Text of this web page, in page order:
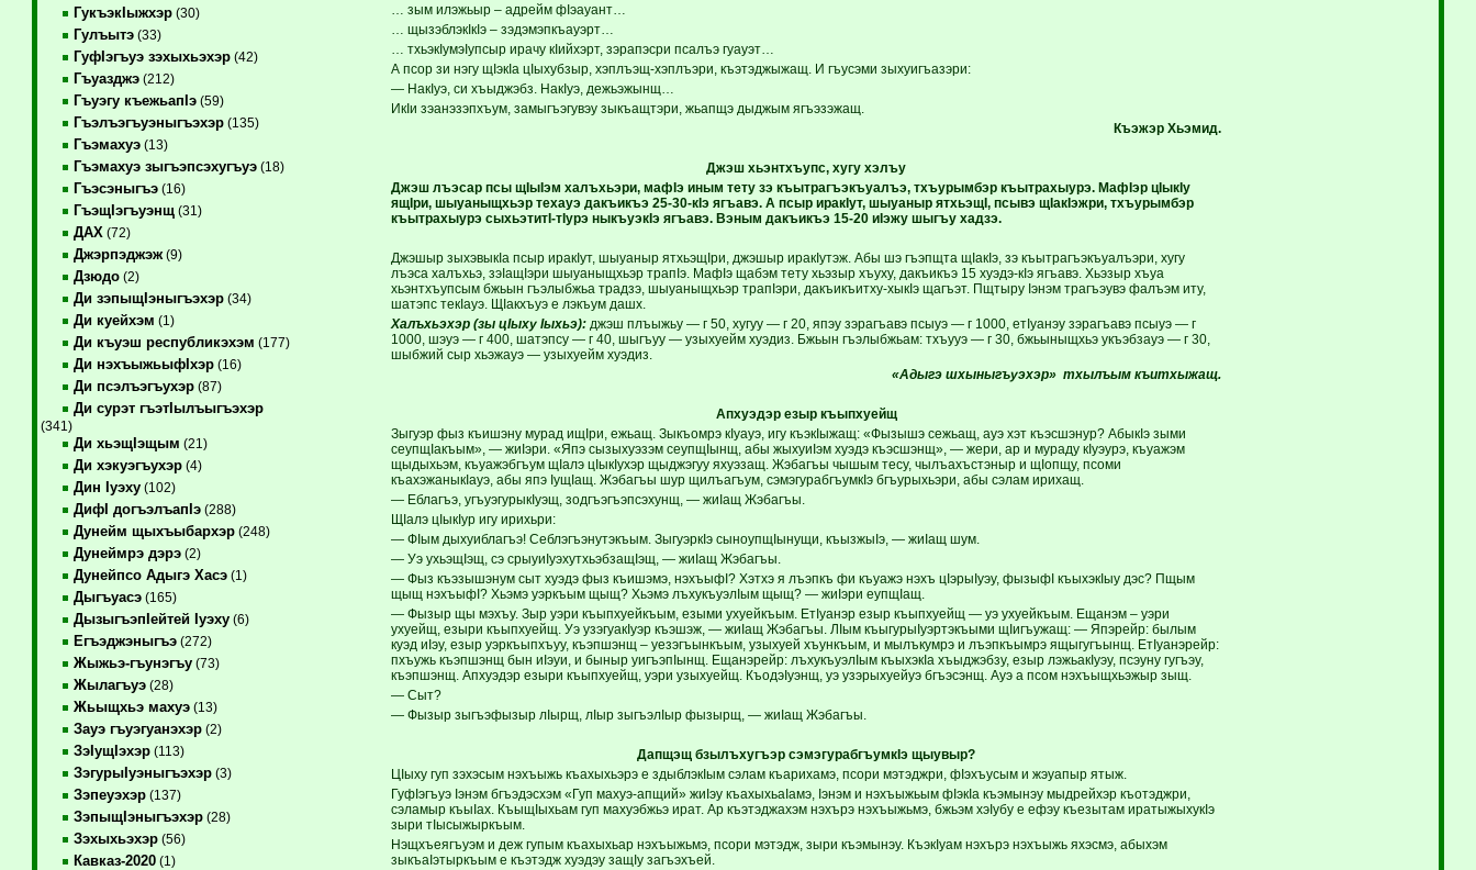
ГукъэкIыжхэр(30)
Гулъытэ(33)
ГуфIэгъуэ зэхыхьэхэр(42)
Гъуазджэ(212)
Гъуэгу къежьапIэ(59)
Гъэлъэгъуэныгъэхэр(135)
Гъэмахуэ(13)
Гъэмахуэ зыгъэпсэхугъуэ(18)
Гъэсэныгъэ(16)
ГъэщIэгъуэнщ(31)
ДАХ (72)
Джэрпэджэж(9)
Дзюдо(2)
Ди зэпыщIэныгъэхэр(34)
Ди куейхэм (1)
Ди къуэш республикэхэм (177)
Ди нэхъыжьыфIхэр(16)
Ди псэлъэгъухэр(87)
Ди сурэт гъэтIылъыгъэхэр
(341)
Ди хьэщIэщым (21)
Ди хэкуэгъухэр(4)
Дин Iуэху(102)
ДифI догъэлъапIэ(288)
Дунейм щыхъыбархэр(248)
Дунеймрэ дэрэ(2)
Дунейпсо Адыгэ Хасэ(1)
Дыгъуасэ(165)
ДызыгъэпIейтей Iуэху(6)
Егъэджэныгъэ(272)
Жыжьэ-гъунэгъу(73)
Жылагъуэ(28)
Жьыщхьэ махуэ(13)
Зауэ гъуэгуанэхэр(2)
ЗэIущIэхэр(113)
ЗэгурыIуэныгъэхэр(3)
Зэпеуэхэр(137)
ЗэпыщIэныгъэхэр(28)
Зэхыхьэхэр(56)
Кавказ-2020(1)
… зым илэжьыр – адрейм фIэауант…
… щызэблэкIкIэ – зэдэмэпкъауэрт…
… тхьэкIумэIупсыр ирачу кIийхэрт, зэрапэсри псалъэ гуауэт…
А псор зи нэгу щIэкIа цIыхубзыр, хэплъэщ-хэплъэри, къэтэджыжащ. И гъусэми зыхуигъазэри:
— НакIуэ, си хъыджэбз. НакIуэ, дежьэжынщ…
ИкIи зэанэзэпхъум, замыгъэгувэу зыкъащтэри, жьапщэ дыджым ягъэзэжащ.
Къэжэр Хьэмид.
Джэш хьэнтхъупс, хугу хэлъу
Джэш лъэсар псы щIыIэм халъхьэри, мафIэ иным тету зэ къытрагъэкъуалъэ, тхъурымбэр къытрахыурэ. МафIэр цIыкIу
ящIри, шыуаныщхьэр техауэ дакъикъэ 25-30-кIэ ягъавэ. А псыр иракIут, шыуаныр ятхьэщI, псывэ щIакIэжри, тхъурымбэр
къытрахыурэ сыхьэтитI-тIурэ ныкъуэкIэ ягъавэ. Вэным дакъикъэ 15-20 иIэжу шыгъу хадзэ.
Джэшыр зыхэвыкIа псыр иракIут, шыуаныр ятхьэщIри, джэшыр иракIутэж. Абы шэ гъэпщта щIакIэ, зэ къытрагъэкъуалъэри, хугу
лъэса халъхьэ, зэIащIэри шыуаныщхьэр трапIэ. МафIэ щабэм тету хьэзыр хъуху, дакъикъэ 15 хуэдэ-кIэ ягъавэ. Хьэзыр хъуа
хьэнтхъупсым бжьын гъэлыбжьа традзэ, шыуаныщхьэр трапIэри, дакъикъитху-хыкIэ щагъэт. Пщтыру Iэнэм трагъэувэ фалъэм иту,
шатэпс текIауэ. ЩIакхъуэ е лэкъум дашх.
Халъхьэхэр (зы цIыху Iыхьэ):джэш плъыжьу — г 50, хугуу — г 20, япэу зэрагъавэ псыуэ — г 1000, етIуанэу зэрагъавэ псыуэ — г
1000, шэуэ — г 400, шатэпсу — г 40, шыгъуу — узыхуейм хуэдиз. Бжьын гъэлыбжьам: тхъууэ — г 30, бжьыныщхьэ укъэбзауэ — г 30,
шыбжий сыр хьэжауэ — узыхуейм хуэдиз.
«Адыгэ шхыныгъуэхэр» тхылъым къитхыжащ.
Апхуэдэр езыр къыпхуейщ
Зыгуэр фыз къишэну мурад ищIри, ежьащ. Зыкъомрэ кIуауэ, игу къэкIыжащ: «Фызышэ сежьащ, ауэ хэт къэсшэнур? АбыкIэ зыми
сеупщIакъым», — жиIэри. «Япэ сызыхуэзэм сеупщIынщ, абы жыхуиIэм хуэдэ къэсшэнщ», — жери, ар и мураду кIуэурэ, къуажэм
щыдыхьэм, къуажэбгъум щIалэ цIыкIухэр щыджэгуу яхуэзащ. Жэбагъы чышым тесу, чылъахъстэныр и щIопщу, псоми
къахэжаныкIауэ, абы япэ IущIащ. Жэбагъы шур щилъагъум, сэмэгурабгъумкIэ бгъурыхьэри, абы сэлам ирихащ.
— Еблагъэ, угъуэгурыкIуэщ, зодгъэгъэпсэхунщ, — жиIащ Жэбагъы.
ЩIалэ цIыкIур игу ирихьри:
— ФIым дыхуиблагъэ! Себлэгъэнутэкъым. ЗыгуэркIэ сыноупщIынущи, къызжыIэ, — жиIащ шум.
— Уэ ухьэщIэщ, сэ срыуиIуэхутхьэбзащIэщ, — жиIащ Жэбагъы.
— Фыз къэзышэнум сыт хуэдэ фыз къишэмэ, нэхъыфI? Хэтхэ я лъэпкъ фи къуажэ нэхъ цIэрыIуэу, фызыфI къыхэкIыу дэс? Пщым
щыщ нэхъыфI? Хьэмэ уэркъым щыщ? Хьэмэ лъхукъуэлIым щыщ? — жиIэри еупщIащ.
— Фызыр щы мэхъу. Зыр уэри къыпхуейкъым, езыми ухуейкъым. ЕтIуанэр езыр къыпхуейщ — уэ ухуейкъым. Ещанэм – уэри
ухуейщ, езыри къыпхуейщ. Уэ узэгуакIуэр къэшэж, — жиIащ Жэбагъы. ЛIым къыгурыIуэртэкъыми щIигъужащ: — Япэрейр: былым
куэд иIэу, езыр уэркъыпхъуу, къэпшэнщ – уезэгъынкъым, узыхуей хъункъым, и мылъкумрэ и лъэпкъымрэ ящыгугъынщ. ЕтIуанэрейр:
пхъужь къэпшэнщ бын иIэуи, и быныр уигъэпIынщ. Ещанэрейр: лъхукъуэлIым къыхэкIа хъыджэбзу, езыр лэжьакIуэу, псэуну гугъэу,
къэпшэнщ. Апхуэдэр езыри къыпхуейщ, уэри узыхуейщ. КъодэIуэнщ, уэ узэрыхуейуэ бгъэсэнщ. Ауэ а псом нэхъыщхьэжыр зыщ.
— Сыт?
— Фызыр зыгъэфызыр лIырщ, лIыр зыгъэлIыр фызырщ, — жиIащ Жэбагъы.
Дапщэщ бзылъхугъэр сэмэгурабгъумкIэ щыувыр?
ЦIыху гуп зэхэсым нэхъыжь къахыхьэрэ е здыблэкIым сэлам къарихамэ, псори мэтэджри, фIэхъусым и жэуапыр ятыж.
ГуфIэгъуэ Iэнэм бгъэдэсхэм «Гуп махуэ-апщий» жиIэу къахыхьаIамэ, Iэнэм и нэхъыжьым фIэкIа къэмынэу мыдрейхэр къотэджри,
сэламыр къыIах. КъыщIыхьам гуп махуэбжьэ ират. Ар къэтэджахэм нэхърэ нэхъыжьмэ, бжьэм хэIубу е ефэу къезытам иратыжыхукIэ
зыри тIысыжыркъым.
Нэщхъеягъуэм и деж гупым къахыхьар нэхъыжьмэ, псори мэтэдж, зыри къэмынэу. КъэкIуам нэхърэ нэхъыжь яхэсмэ, абыхэм
зыкъаIэтыркъым е къэтэдж хуэдэу защIу загъэхъей.